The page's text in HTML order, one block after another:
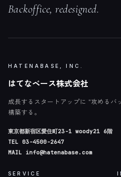
Backoffice, redesigned.
HATENABASE, INC.
はてなベース株式会社
成長するスタートアップに "攻めるバ
構築する。
東京都新宿区愛住町23-1 woody21 6階
TEL 03-4500-2647
MAIL info@hatenabase.com
SERVICE